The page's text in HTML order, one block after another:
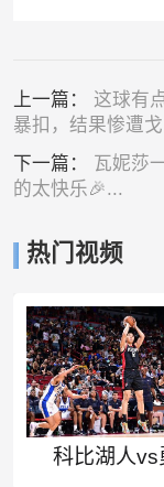
上一篇： 这球有
暴扣，结果惨遭
下一篇：
瓦妮莎
的太快乐🎉...
热门视频
科比湖人vs